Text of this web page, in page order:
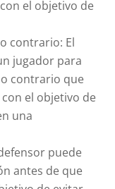
el objetivo de
contrario: El
jugador para
contrario que
el objetivo de
una
puede
antes de que